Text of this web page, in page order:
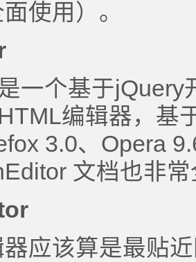
使用）。
一个基于jQuery
编辑器，基
3.0、Opera
文档也非
应该算是最贴